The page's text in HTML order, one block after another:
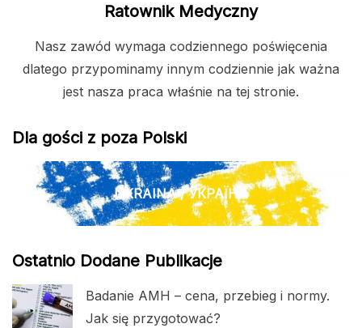
Ratownik Medyczny
Nasz zawód wymaga codziennego poświęcenia
dlatego przypominamy innym codziennie jak ważna
jest nasza praca właśnie na tej stronie.
Dla gości z poza Polski
UKRAINA / УКРАЇНА
Ostatnio Dodane Publikacje
Badanie AMH – cena, przebieg i normy.
Jak się przygotować?